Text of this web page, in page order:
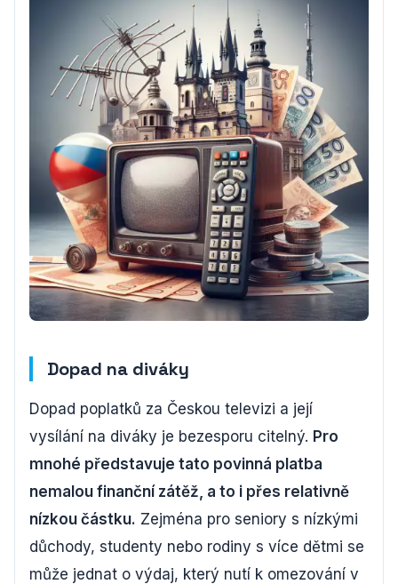
Dopad na diváky
Dopad poplatků za Českou televizi a její
vysílání na diváky je bezesporu citelný. Pro
mnohé představuje tato povinná platba
nemalou finanční zátěž, a to i přes relativně
nízkou částku. Zejména pro seniory s nízkými
důchody, studenty nebo rodiny s více dětmi se
může jednat o výdaj, který nutí k omezování v